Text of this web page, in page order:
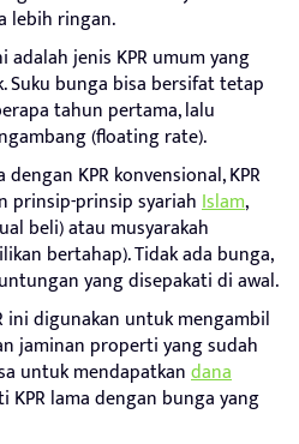
lebih ringan.
adalah jenis KPR umum yang
Suku bunga bisa bersifat tetap
tahun pertama, lalu
(floating rate).
dengan KPR konvensional, KPR
prinsip-prinsip syariahIslam,
beli) atau musyarakah
bertahap). Tidak ada bunga,
yang disepakati di awal.
ini digunakan untuk mengambil
jaminan properti yang sudah
untuk mendapatkandana
KPR lama dengan bunga yang